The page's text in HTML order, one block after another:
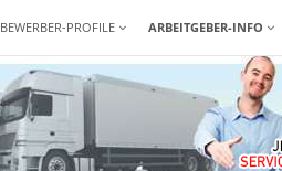
BEWERBER-PROFILE ARBEITGEBER-INFO